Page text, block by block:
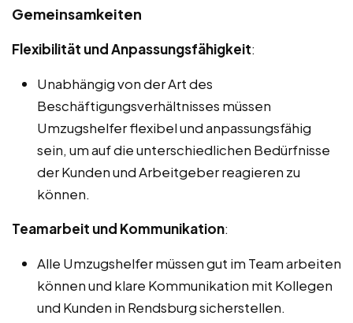
Gemeinsamkeiten
Flexibilität und Anpassungsfähigkeit:
Unabhängig von der Art des
Beschäftigungsverhältnisses müssen
Umzugshelfer flexibel und anpassungsfähig
sein, um auf die unterschiedlichen Bedürfnisse
der Kunden und Arbeitgeber reagieren zu
können.
Teamarbeit und Kommunikation:
Alle Umzugshelfer müssen gut im Team arbeiten
können und klare Kommunikation mit Kollegen
und Kunden in Rendsburg sicherstellen.